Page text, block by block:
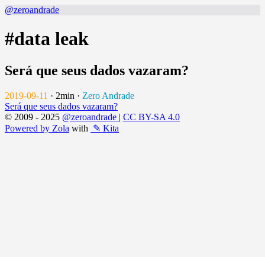
@zeroandrade
#data leak
Será que seus dados vazaram?
2019-09-11 · 2min · Zero Andrade
Será que seus dados vazaram?
© 2009 - 2025 @zeroandrade | CC BY-SA 4.0
Powered by Zola with ✎ Kita